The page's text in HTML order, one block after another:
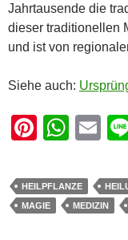
Jahrtausende die
dieser traditionellen
und ist von
Siehe auch:
Pi
er
e
W
at
s
E
ail
HEILPFLANZE
MAGIE
MEDIZIN